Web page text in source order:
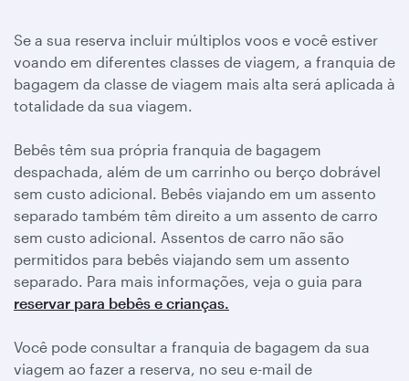
Se a sua reserva incluir múltiplos voos e você estiver
voando em diferentes classes de viagem, a franquia de
bagagem da classe de viagem mais alta será aplicada à
totalidade da sua viagem.
Bebês têm sua própria franquia de bagagem
despachada, além de um carrinho ou berço dobrável
sem custo adicional. Bebês viajando em um assento
separado também têm direito a um assento de carro
sem custo adicional. Assentos de carro não são
permitidos para bebês viajando sem um assento
separado. Para mais informações, veja o guia para
reservar para bebês e crianças.
Você pode consultar a franquia de bagagem da sua
viagem ao fazer a reserva, no seu e-mail de